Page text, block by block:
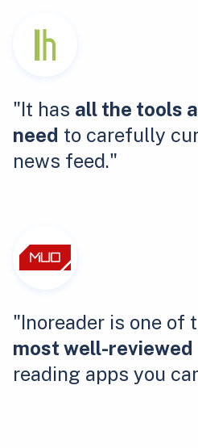
"It has all the tools
need to carefully
news feed."
"Inoreader is one of
most well-reviewed
reading apps you